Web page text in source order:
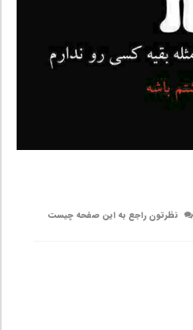
نظرتون راجع به این صفحه چیست